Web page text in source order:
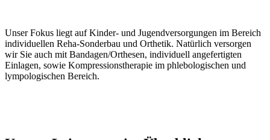
Unser Fokus liegt auf Kinder- und Jugendversorgungen im Bereich
individuellen Reha-Sonderbau und Orthetik. Natürlich versorgen
wir Sie auch mit Bandagen/Orthesen, individuell angefertigten
Einlagen, sowie Kompressionstherapie im phlebologischen und
lympologischen Bereich.